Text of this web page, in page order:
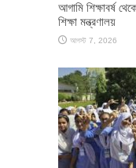
আগামি শিক্ষাবর্ষ
শিক্ষা মন্ত্রণালয়
আগস্ট 7, 2026